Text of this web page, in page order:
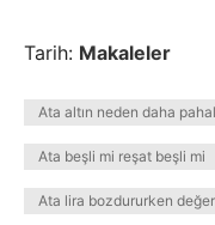
Tarih: Makaleler
Ata altın neden daha
Ata beşli mi reşat beşli mi
Ata lira bozdururken